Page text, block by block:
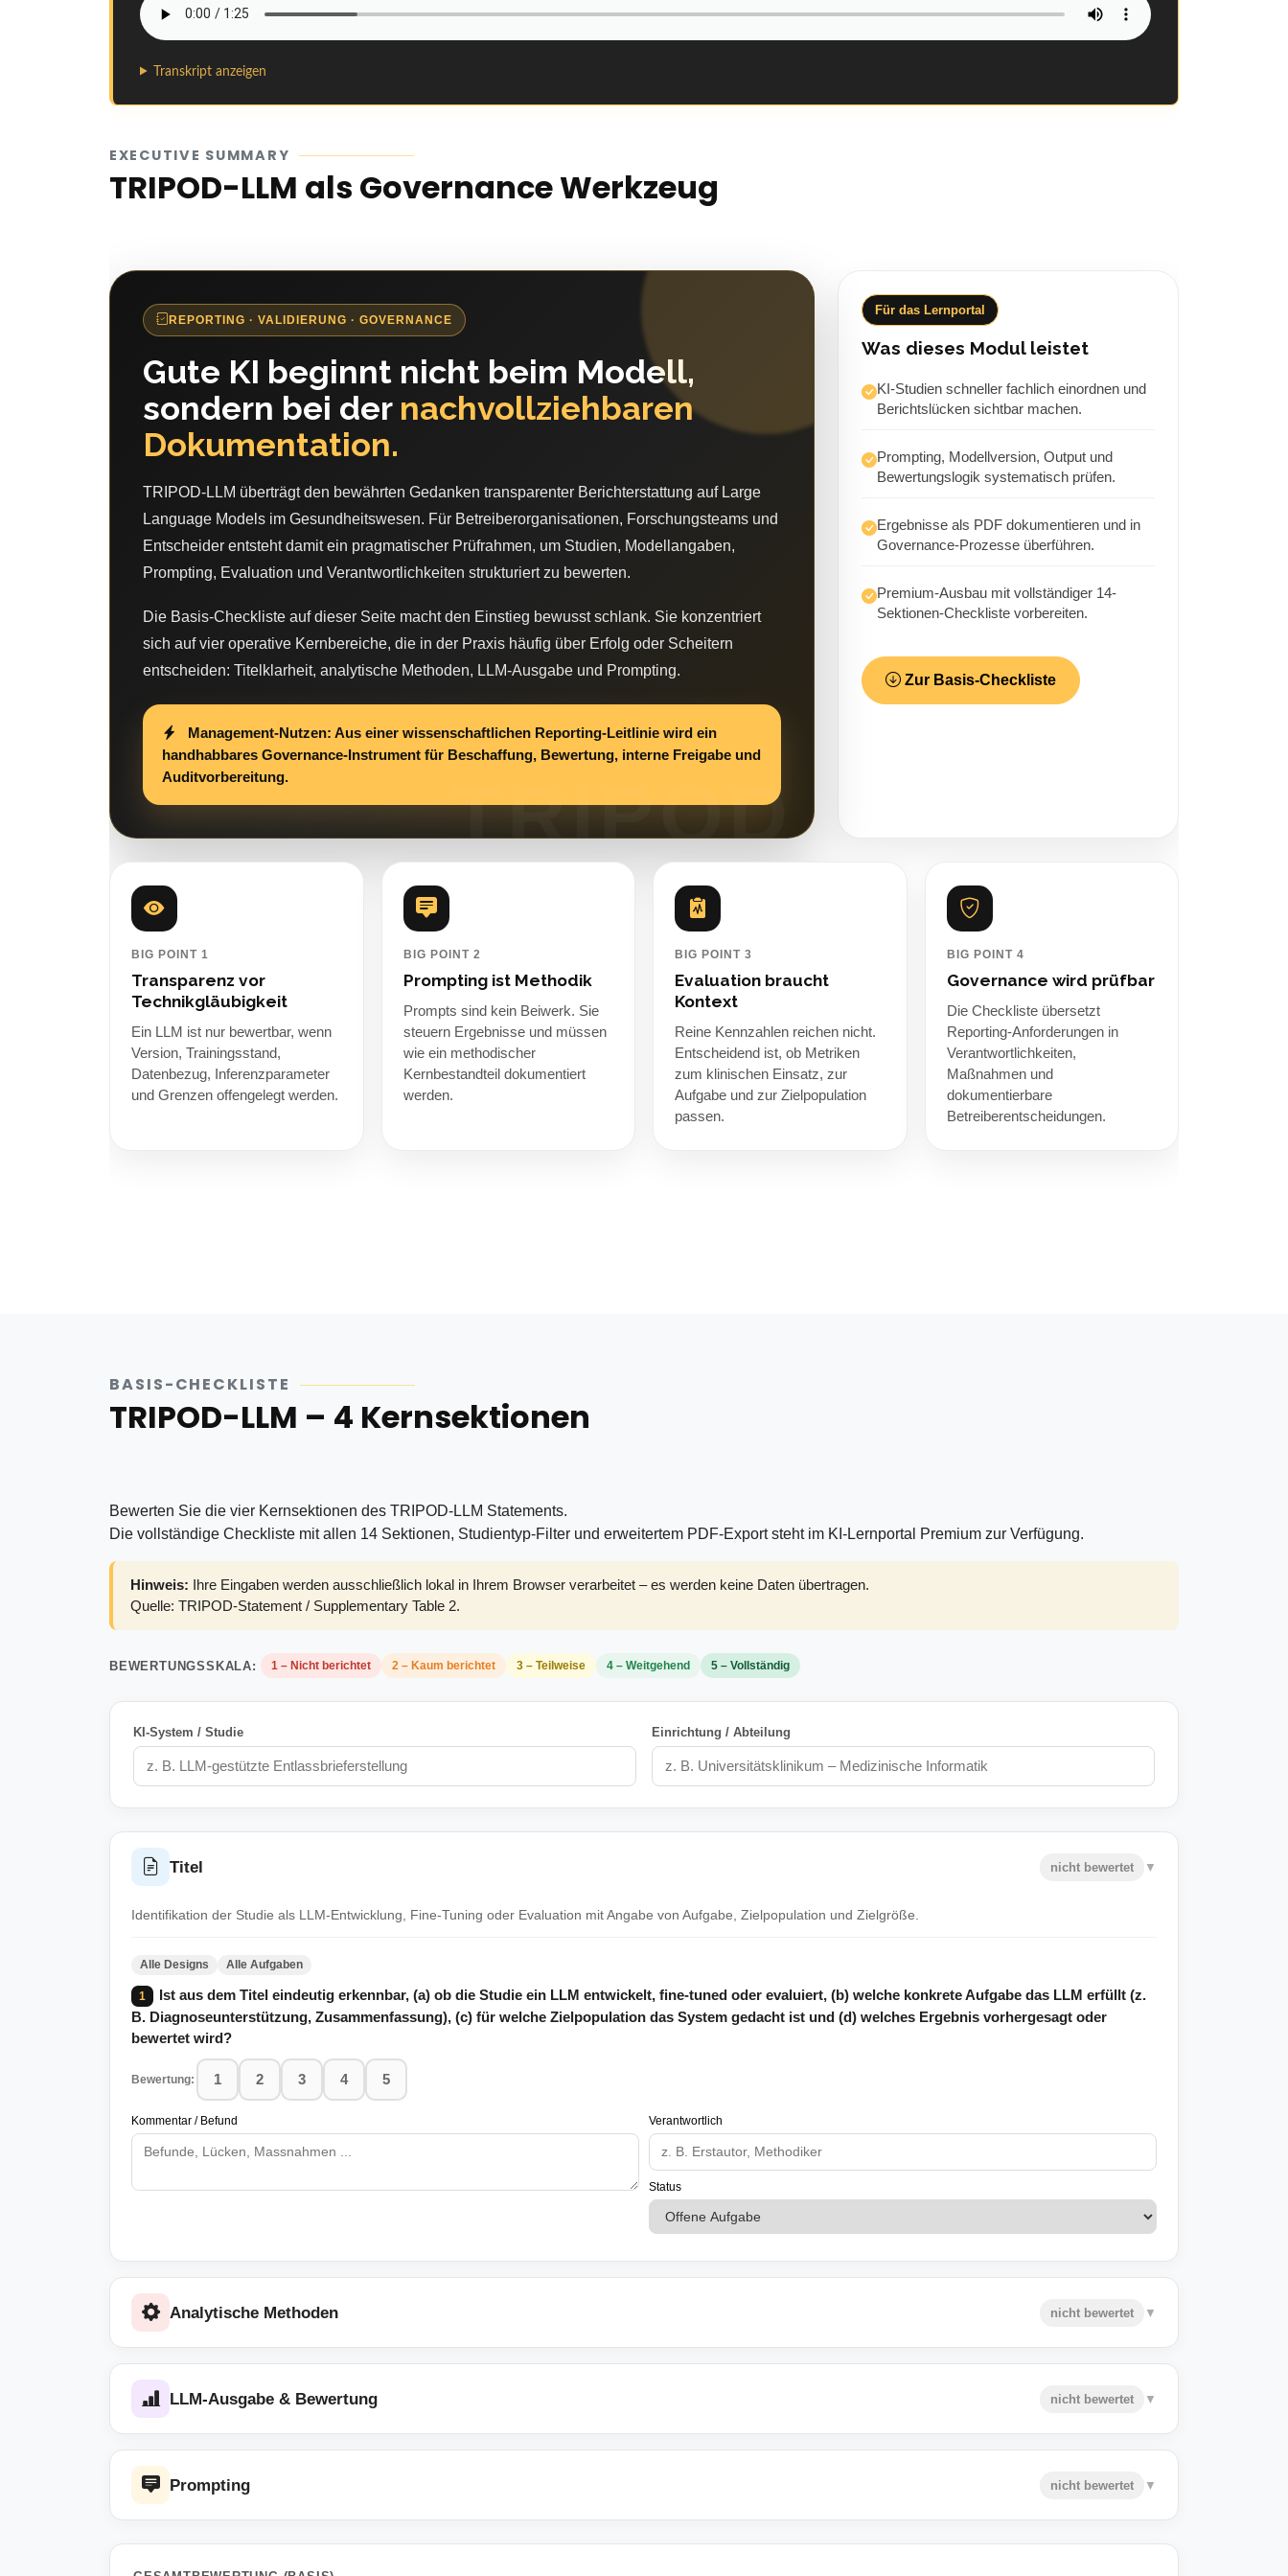
Transkript anzeigen
EXECUTIVE SUMMARY
TRIPOD-LLM als Governance Werkzeug
REPORTING · VALIDIERUNG · GOVERNANCE
Gute KI beginnt nicht beim Modell,
sondern bei der nachvollziehbaren
Dokumentation.
TRIPOD-LLM überträgt den bewährten Gedanken transparenter Berichterstattung auf Large
Language Models im Gesundheitswesen. Für Betreiberorganisationen, Forschungsteams und
Entscheider entsteht damit ein pragmatischer Prüfrahmen, um Studien, Modellangaben,
Prompting, Evaluation und Verantwortlichkeiten strukturiert zu bewerten.
Die Basis-Checkliste auf dieser Seite macht den Einstieg bewusst schlank. Sie konzentriert
sich auf vier operative Kernbereiche, die in der Praxis häufig über Erfolg oder Scheitern
entscheiden: Titelklarheit, analytische Methoden, LLM-Ausgabe und Prompting.
Management-Nutzen: Aus einer wissenschaftlichen Reporting-Leitlinie wird ein
handhabbares Governance-Instrument für Beschaffung, Bewertung, interne Freigabe und
Auditvorbereitung.
Für das Lernportal
Was dieses Modul leistet
KI-Studien schneller fachlich einordnen und
Berichtslücken sichtbar machen.
Prompting, Modellversion, Output und
Bewertungslogik systematisch prüfen.
Ergebnisse als PDF dokumentieren und in
Governance-Prozesse überführen.
Premium-Ausbau mit vollständiger 14-
Sektionen-Checkliste vorbereiten.
Zur Basis-Checkliste
BIG POINT 1
Transparenz vor
Technikgläubigkeit
Ein LLM ist nur bewertbar, wenn
Version, Trainingsstand,
Datenbezug, Inferenzparameter
und Grenzen offengelegt werden.
BIG POINT 2
Prompting ist Methodik
Prompts sind kein Beiwerk. Sie
steuern Ergebnisse und müssen
wie ein methodischer
Kernbestandteil dokumentiert
werden.
BIG POINT 3
Evaluation braucht
Kontext
Reine Kennzahlen reichen nicht.
Entscheidend ist, ob Metriken
zum klinischen Einsatz, zur
Aufgabe und zur Zielpopulation
passen.
BIG POINT 4
Governance wird prüfbar
Die Checkliste übersetzt
Reporting-Anforderungen in
Verantwortlichkeiten,
Maßnahmen und
dokumentierbare
Betreiberentscheidungen.
BASIS-CHECKLISTE
TRIPOD-LLM – 4 Kernsektionen
Bewerten Sie die vier Kernsektionen des TRIPOD-LLM Statements.
Die vollständige Checkliste mit allen 14 Sektionen, Studientyp-Filter und erweitertem PDF-Export steht im KI-Lernportal Premium zur Verfügung.
Hinweis: Ihre Eingaben werden ausschließlich lokal in Ihrem Browser verarbeitet – es werden keine Daten übertragen.
Quelle: TRIPOD-Statement / Supplementary Table 2.
BEWERTUNGSSKALA: 1 – Nicht berichtet 2 – Kaum berichtet 3 – Teilweise 4 – Weitgehend 5 – Vollständig
KI-System / Studie Einrichtung / Abteilung
Titel nicht bewertet ▼
Identifikation der Studie als LLM-Entwicklung, Fine-Tuning oder Evaluation mit Angabe von Aufgabe, Zielpopulation und Zielgröße.
Alle Designs Alle Aufgaben
1
Ist aus dem Titel eindeutig erkennbar, (a) ob die Studie ein LLM entwickelt, fine-tuned oder evaluiert, (b) welche konkrete Aufgabe das LLM erfüllt (z.
B. Diagnoseunterstützung, Zusammenfassung), (c) für welche Zielpopulation das System gedacht ist und (d) welches Ergebnis vorhergesagt oder
bewertet wird?
Bewertung: 1 2 3 4 5
Kommentar / Befund Verantwortlich
Status
Analytische Methoden nicht bewertet ▼
LLM-Ausgabe & Bewertung nicht bewertet ▼
Prompting nicht bewertet ▼